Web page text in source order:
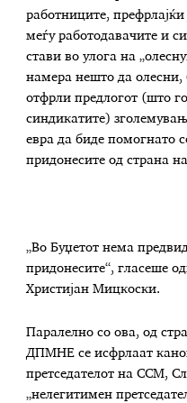
работниците,
меѓу работодавачите и
стави во улога на
намера нешто да олесни,
отфрли предлогот (што
синдикатите)
евра да биде помогнато
придонесите од страна
„Во Буџетот нема
придонесите“, гласеше
Христијан Мицкоски.
Паралелно со ова, од
ДПМНЕ се исфрлаат
претседателот на ССМ,
„нелегитимен